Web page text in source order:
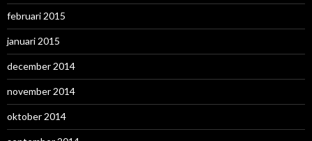
februari 2015
januari 2015
december 2014
november 2014
oktober 2014